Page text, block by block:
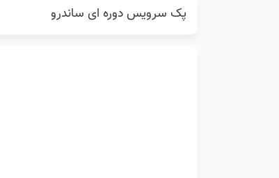
پک سرویس دوره ای ساندرو